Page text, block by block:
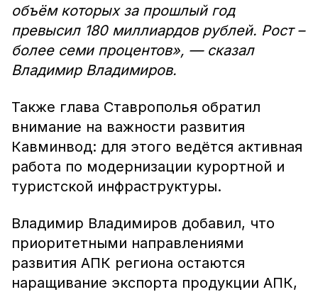
объём которых за прошлый год
превысил 180 миллиардов рублей. Рост –
более семи процентов», — сказал
Владимир Владимиров.
Также глава Ставрополья обратил
внимание на важности развития
Кавминвод: для этого ведётся активная
работа по модернизации курортной и
туристской инфраструктуры.
Владимир Владимиров добавил, что
приоритетными направлениями
развития АПК региона остаются
наращивание экспорта продукции АПК,